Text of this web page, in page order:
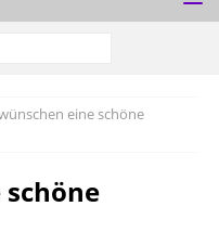
eine schöne